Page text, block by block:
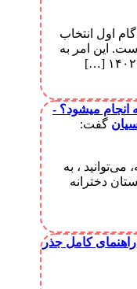
اول انتخاب
این امر به
انجام میشود؟ -
گفت:
، به
دخترانه
کامل جذر